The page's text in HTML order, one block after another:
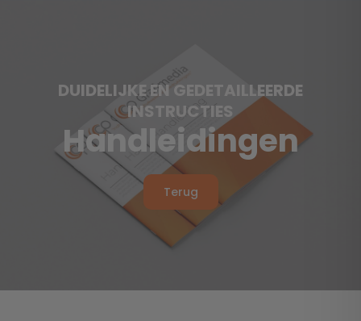
DUIDELIJKE EN GEDETAILLEERDE
INSTRUCTIES
Handleidingen
Terug